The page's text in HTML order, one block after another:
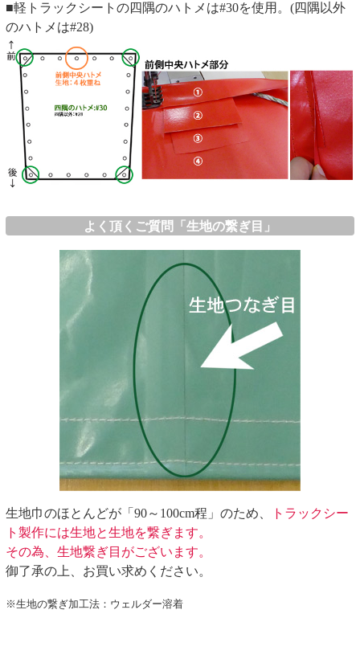
■軽トラックシートの四隅のハトメは#30を使用。(四隅以外
のハトメは#28)
よく頂くご質問「生地の繋ぎ目」
生地巾のほとんどが「90～100cm程」のため、
トラックシー
ト製作には生地と生地を繋ぎます。
その為、生地繋ぎ目がございます。
御了承の上、お買い求めください。
※生地の繋ぎ加工法：ウェルダー溶着